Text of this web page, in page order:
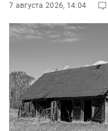
7 августа 2026, 14:04